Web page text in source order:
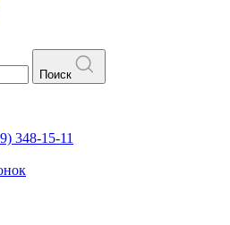
Поиск
348-15-11